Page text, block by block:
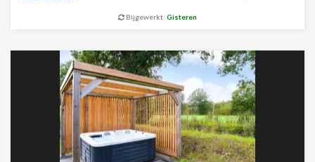
Bijgewerkt: Gisteren